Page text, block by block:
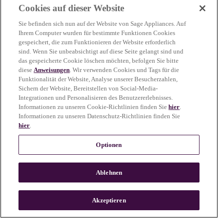
more information)
n
Cookies auf dieser Website
Sie befinden sich nun auf der Website von Sage Appliances. Auf
Ihrem Computer wurden für bestimmte Funktionen Cookies
gespeichert, die zum Funktionieren der Website erforderlich
sind. Wenn Sie unbeabsichtigt auf diese Seite gelangt sind und
das gespeicherte Cookie löschen möchten, befolgen Sie bitte
dieseAnweisungen. Wir verwenden Cookies und Tags für die
Funktionalität der Website, Analyse unserer Besucherzahlen,
Sichern der Website, Bereitstellen von Social-Media-
Integrationen und Personalisieren des Benutzererlebnisses.
Informationen zu unseren Cookie-Richtlinien finden Siehier.
Informationen zu unseren Datenschutz-Richtlinien finden Sie
hier.
Optionen
Ablehnen
Akzeptieren